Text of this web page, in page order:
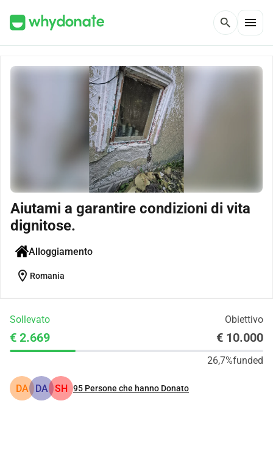
search menu
Aiutami a garantire condizioni di vita
dignitose.
Alloggiamento
location_on Romania
Sollevato Obiettivo
€ 2.669 € 10.000
26,7%funded
DA DA SH 95 Persone che hanno Donato